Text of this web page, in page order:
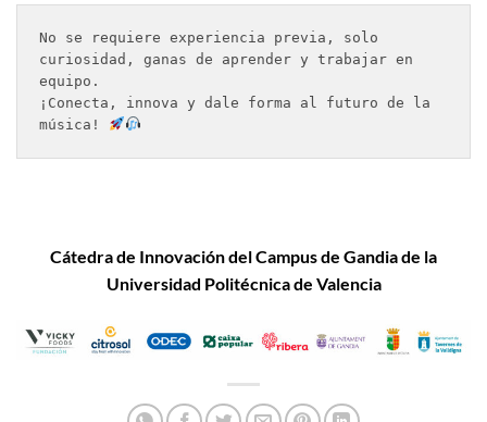
No se requiere experiencia previa, solo
curiosidad, ganas de aprender y trabajar en
equipo.
¡Conecta, innova y dale forma al futuro de la
música!
Cátedra de Innovacióndel Campus de Gandia de la
Universidad Politécnica de Valencia